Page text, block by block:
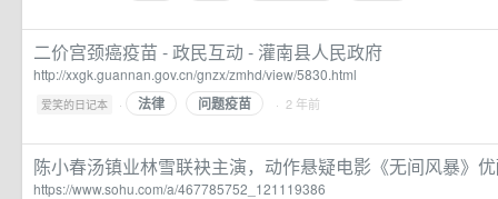
二价宫颈癌疫苗 - 政民互动 - 灌南县人民政府
http://xxgk.guannan.gov.cn/gnzx/zmhd/view/5830.html
爱笑的日记本 · 法律 问题疫苗 · 2 年前
陈小春汤镇业林雪联袂主演，动作悬疑电影《无间风暴》
https://www.sohu.com/a/467785752_121119386